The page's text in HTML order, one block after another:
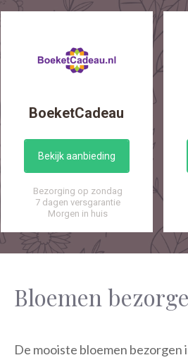
BoeketCadeau
Bekijk aanbieding
Bezorging op zondag
7 dagen versgarantie
Morgen in huis
Bloemen
De mooiste bloemen bezorgen